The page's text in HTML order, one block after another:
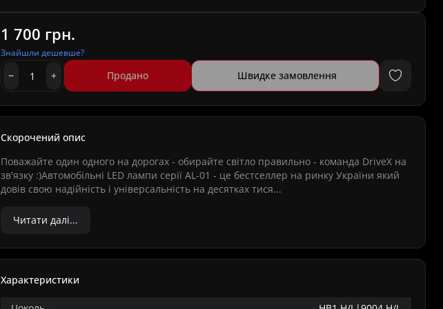
1 700 грн.
Знайшли дешевше?
Продано Швидке замовлення
Скорочений опис
Поважайте один одного на дорогах - обирайте світло правильно - команда DriveX на
зв'язку :)Автомобільні LED лампи серії AL-01 - це бестселлер на ринку України який
довів свою надійність і універсальність на десятках тися...
Читати далі...
Характеристики